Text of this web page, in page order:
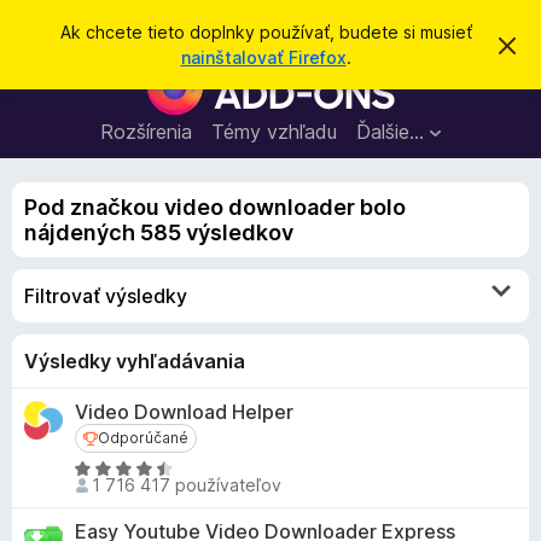
Ak chcete tieto doplnky používať, budete si musieť
nainštalovať Firefox.
Z
ť
n
D
o
p
l
k
y
e
l
a
Rozšírenia Témy vzhľadu Ďalšie…
Prihlásiť sa
a
Pod značkou video downloader bolo
nájdených 585 výsledkov
Filtrovať výsledky
Výsledky vyhľadávania
Video Download Helper
Odporúčané
Odporúčané
H
o
d
1 716 417 používateľov
Easy Youtube Video Downloader Express